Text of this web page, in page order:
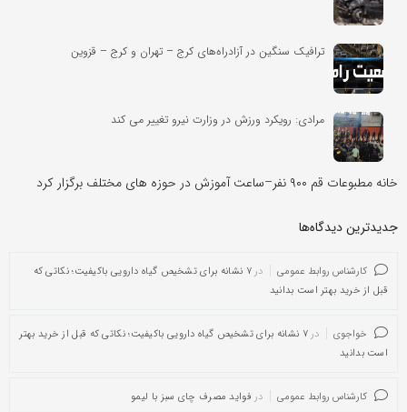
ترافیک سنگین در آزادراه‌های کرج – تهران و کرج – قزوین
مرادی: رویکرد ورزش در وزارت نیرو تغییر می کند
خانه مطبوعات قم ۹۰۰ نفر–ساعت آموزش در حوزه های مختلف برگزار کرد
جدیدترین دیدگاه‌‌ها
کارشناس روابط عمومی در
۷ نشانه برای تشخیص گیاه دارویی باکیفیت؛ نکاتی که
قبل از خرید بهتر است بدانید
خواجوی در
۷ نشانه برای تشخیص گیاه دارویی باکیفیت؛ نکاتی که قبل از خرید بهتر
است بدانید
کارشناس روابط عمومی در فواید مصرف چای سبز با لیمو